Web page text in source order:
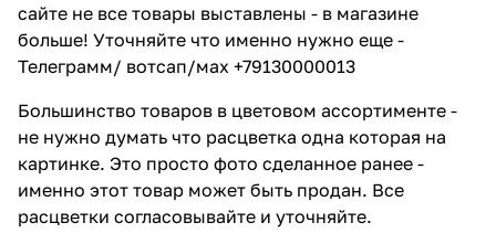
сайте не все товары выставлены - в магазине
больше! Уточняйте что именно нужно еще -
Телеграмм/ вотсап/мах +79130000013
Большинство товаров в цветовом ассортименте -
не нужно думать что расцветка одна которая на
картинке. Это просто фото сделанное ранее -
именно этот товар может быть продан. Все
расцветки согласовывайте и уточняйте.